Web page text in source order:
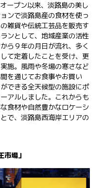
ープン以来、淡路島の美し
ンで淡路島産の食材を使っ
雑貨や伝統工芸品を販売す
ンとして、地域産業の活性
ら９年の月日が流れ、多く
て定着したことを受け、更
施。風雨や冬場の寒さなど
を通じてお食事やお買い
できる全天候型の施設にポ
アルしました。これからも
食材や自然豊かなロケーシ
で、淡路島西海岸エリアの
市場」